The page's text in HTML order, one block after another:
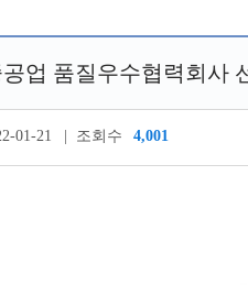
업 품질우수협력회사
01-21 조회수 4,001